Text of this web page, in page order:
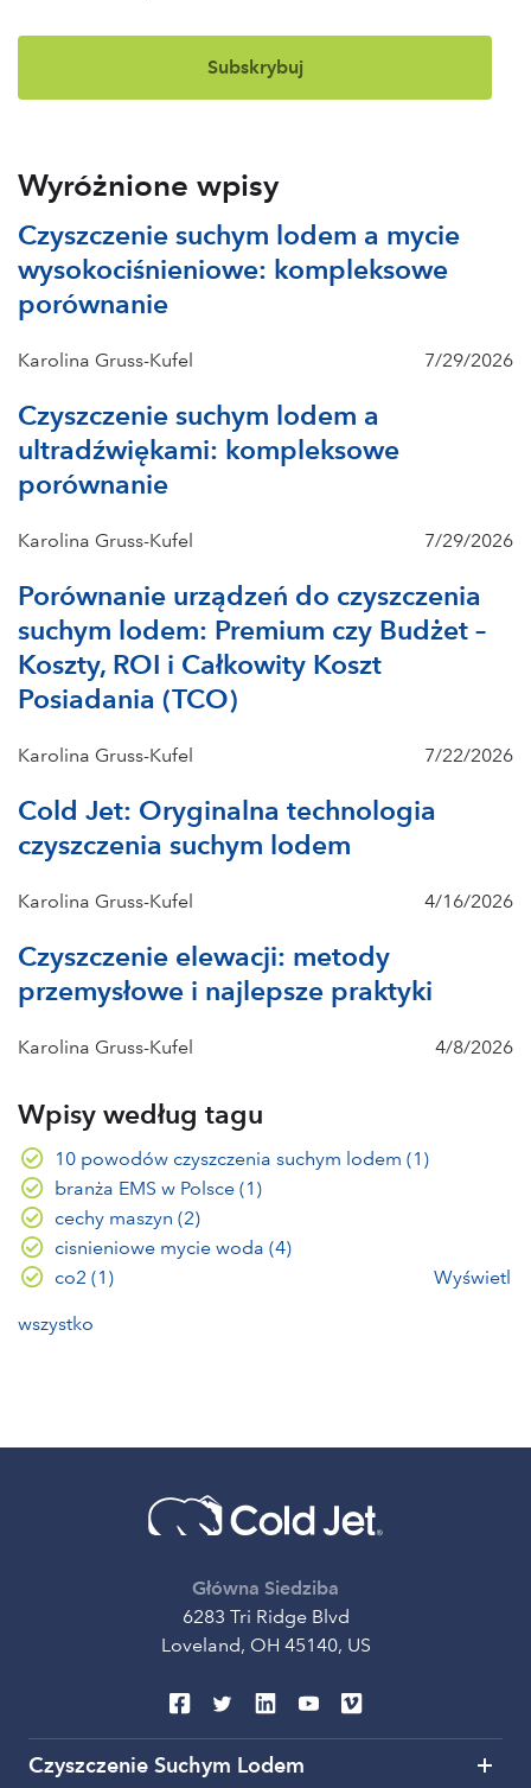
Wyróżnione wpisy
Czyszczenie suchym lodem a mycie
wysokociśnieniowe: kompleksowe
porównanie
Karolina Gruss-Kufel 7/29/2026
Czyszczenie suchym lodem a
ultradźwiękami: kompleksowe
porównanie
Karolina Gruss-Kufel 7/29/2026
Porównanie urządzeń do czyszczenia
suchym lodem: Premium czy Budżet –
Koszty, ROI i Całkowity Koszt
Posiadania (TCO)
Karolina Gruss-Kufel 7/22/2026
Cold Jet: Oryginalna technologia
czyszczenia suchym lodem
Karolina Gruss-Kufel 4/16/2026
Czyszczenie elewacji: metody
przemysłowe i najlepsze praktyki
Karolina Gruss-Kufel 4/8/2026
Wpisy według tagu
10 powodów czyszczenia suchym lodem (1)
branża EMS w Polsce (1)
cechy maszyn (2)
cisnieniowe mycie woda (4)
co2 (1) Wyświetl
wszystko
Główna Siedziba
6283 Tri Ridge Blvd
Loveland, OH 45140, US
Czyszczenie Suchym Lodem